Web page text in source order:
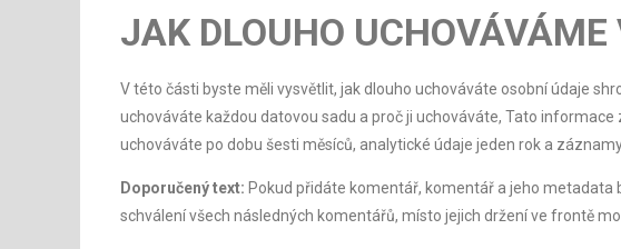
JAK DLOUHO UCHOVÁVÁME
V této části byste měli vysvětlit, jak dlouho uchováváte osobní údaje
uchováváte každou datovou sadu a proč ji uchováváte, Tato
uchováváte po dobu šesti měsíců, analytické údaje jeden rok a
Doporučený text: Pokud přidáte komentář, komentář a jeho
schválení všech následných komentářů, místo jejich držení ve frontě